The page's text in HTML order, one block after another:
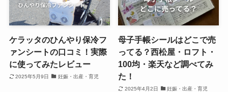
ケラッタのひんやり保冷フ
ァンシートの口コミ！実際
に使ってみたレビュー
2025年5月9日 妊娠・出産・育児
母子手帳シールはどこで売
ってる？西松屋・ロフト・
100均・楽天など調べてみ
た！
2025年4月2日 妊娠・出産・育児